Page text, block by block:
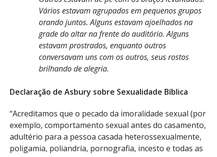
Vários estavam agrupados em pequenos grupos
orando juntos. Alguns estavam ajoelhados na
grade do altar na frente do auditório. Alguns
estavam prostrados, enquanto outros
conversavam uns com os outros, seus rostos
brilhando de alegria.
Declaração de Asbury sobre Sexualidade Bíblica
“Acreditamos que o pecado da imoralidade sexual (por
exemplo, comportamento sexual antes do casamento,
adultério para a pessoa casada heterossexualmente,
poligamia, poliandria, pornografia, incesto e todas as